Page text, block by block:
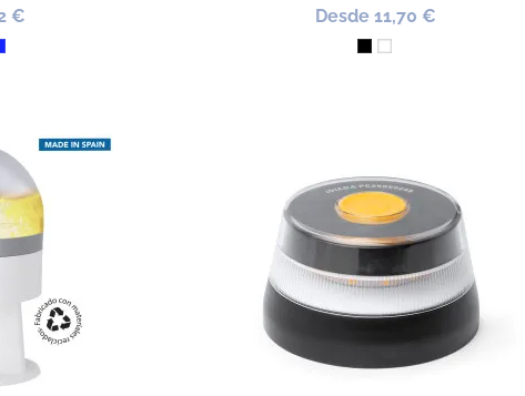
€
Royal
Desde 11,70 €
NegroBlanco